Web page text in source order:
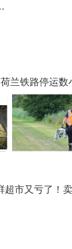
兰铁路停运数
超市又亏了！